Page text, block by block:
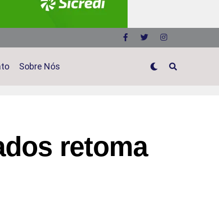
Sobre Nós
retoma